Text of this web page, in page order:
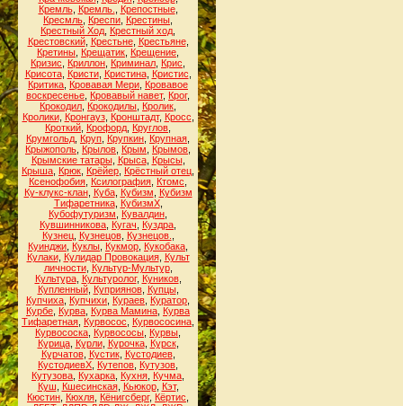
Кремль, Кремль. Крепостные,
Кресмль Креспи Крестины
Крестный Ход Крестный ход
Крестовский, Крестьне, Крестьяне,
Кретины Крещатик Крещение
Кризис
Криллон Криминал Крис
Крисота, Кристи, Кристина, Кристис
Критика Кровавая Мери Кровавое
воскресенье Кровавый навет, Крог,
Крокодил Крокодилы Кролик
Кролики, Кронгауз, Кронштадт, Кросс
Кроткий Крофорд Круглов
Крумгольд Круп Крупкин Крупная
Крыжополь Крылов Крым Крымов
Крымские татары, Крыса, Крысы,
Крыша Крюк Крёйер Крёстный отец
Ксенофобия Ксилография Ктомс
Ку-клукс-клан, Куба, Кубизм
Кубизм
Тифаретника, КубизмХ,
Кубофутуризм
Кувалдин
Кувшинникова Кугач Куздра
Кузнец, Кузнецов, Кузнецов.
Куинджи Куклы Кукмор Кукобака
Кулаки, Кулидар Провокация, Культ
личности, Культур-Мультур,
Культура, Культуролог, Куников,
Купленный, Куприянов, Купцы,
Купчиха Купчихи Кураев Куратор
Курбе Курва Курва Мамина Курва
Тифаретная Курвосос Курвососина
Курвососка Курвососы Курвы
Курица, Курли, Курочка, Курск,
Курчатов, Кустик, Кустодиев,
КустодиевХ Кутепов Кутузов
Кутузова Кухарка Кухня Кучма
Куш
Кшесинская, Кьюкор, Кэт,
Кюстин Кюхля Кёнигсберг, Кёртис